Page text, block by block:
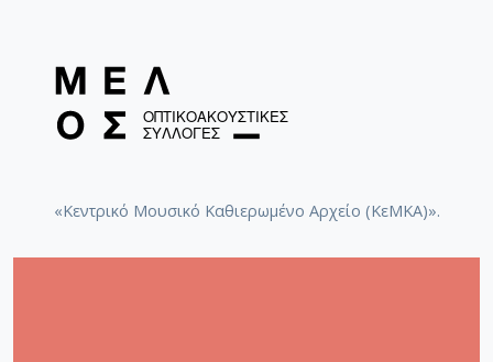
«Κεντρικό Μουσικό Καθιερωμένο Αρχείο (ΚεΜΚΑ)».